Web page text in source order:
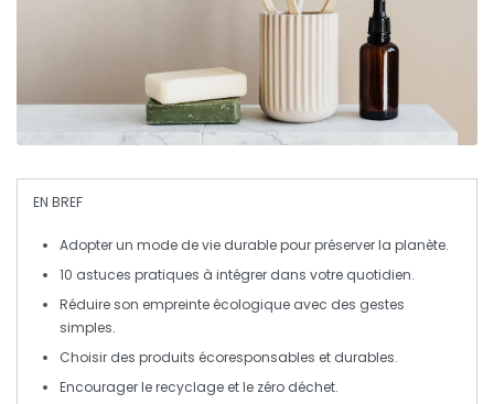
EN BREF
Adopter un mode de vie durablepour préserver la planète.
10 astuces pratiques à intégrer dans votre quotidien.
Réduire son empreinte écologique avec des gestes
simples.
Choisir des produits écoresponsables et durables.
Encourager lerecyclage et le zéro déchet.